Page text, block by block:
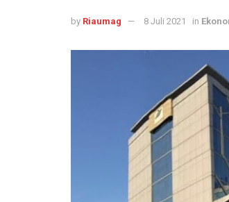
by Riaumag 8 Juli 2021 in